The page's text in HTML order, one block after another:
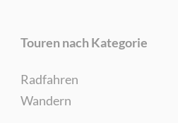
Touren nach Kategorie
Radfahren
Wandern